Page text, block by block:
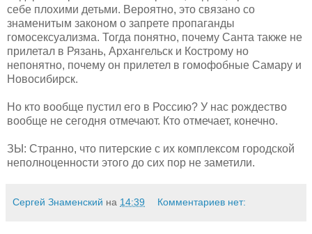
себе плохими детьми. Вероятно, это связано со
знаменитым законом о запрете пропаганды
гомосексуализма. Тогда понятно, почему Санта также не
прилетал в Рязань, Архангельск и Кострому но
непонятно, почему он прилетел в гомофобные Самару и
Новосибирск.
Но кто вообще пустил его в Россию? У нас рождество
вообще не сегодня отмечают. Кто отмечает, конечно.
ЗЫ: Странно, что питерские с их комплексом городской
неполноценности этого до сих пор не заметили.
Сергей Знаменский на 14:39 Комментариев нет: